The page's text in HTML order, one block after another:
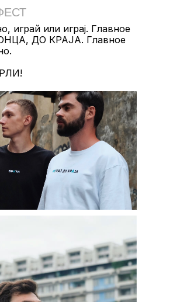
играй или играj. Главное
ДО КРАJA. Главное
2026
| ИНН: 774329059351 |
125047 Г.
А/Я 23
ОБЫЧНОГО» ® 776054
— ЭТО ИЛЛЮЗИЯ» ®
878624
конфиденциальности
VK